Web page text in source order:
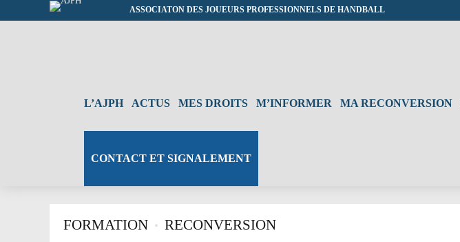
ASSOCIATON DES JOUEURS PROFESSIONNELS DE HANDBALL
L’AJPH ACTUS MES DROITS M’INFORMER MA RECONVERSION
CONTACT ET SIGNALEMENT
FORMATION RECONVERSION